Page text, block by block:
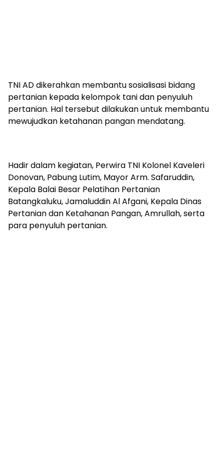
TNI AD dikerahkan membantu sosialisasi bidang
pertanian kepada kelompok tani dan penyuluh
pertanian. Hal tersebut dilakukan untuk membantu
mewujudkan ketahanan pangan mendatang.
Hadir dalam kegiatan, Perwira TNI Kolonel Kaveleri
Donovan, Pabung Lutim, Mayor Arm. Safaruddin,
Kepala Balai Besar Pelatihan Pertanian
Batangkaluku, Jamaluddin Al Afgani, Kepala Dinas
Pertanian dan Ketahanan Pangan, Amrullah, serta
para penyuluh pertanian.